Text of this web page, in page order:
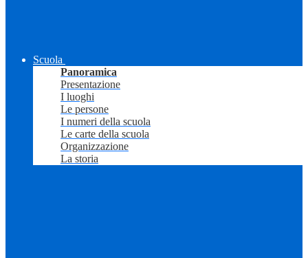
Scuola
Panoramica
Presentazione
I luoghi
Le persone
I numeri della scuola
Le carte della scuola
Organizzazione
La storia